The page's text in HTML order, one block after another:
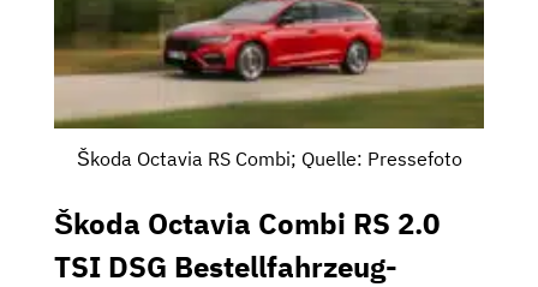
Škoda Octavia RS Combi; Quelle: Pressefoto
Škoda Octavia Combi RS 2.0
TSI DSG Bestellfahrzeug-